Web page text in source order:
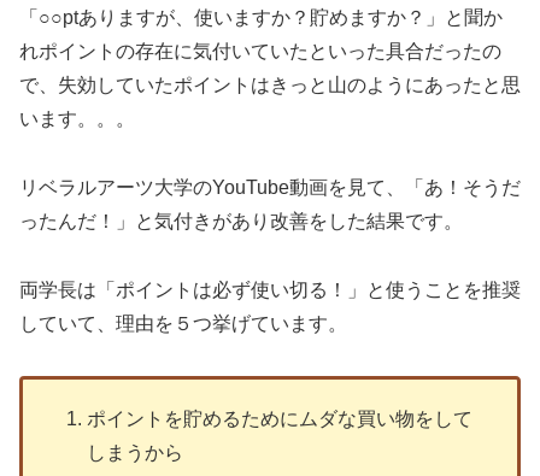
「○○ptありますが、使いますか？貯めますか？」と聞か
れポイントの存在に気付いていたといった具合だったの
で、失効していたポイントはきっと山のようにあったと思
います。。。
リベラルアーツ大学のYouTube動画を見て、「あ！そうだ
ったんだ！」と気付きがあり改善をした結果です。
両学長は「ポイントは必ず使い切る！」と使うことを推奨
していて、理由を５つ挙げています。
ポイントを貯めるためにムダな買い物をして
しまうから